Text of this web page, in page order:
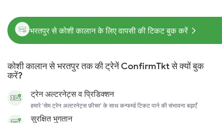
भरतपुर से कोशी कालान के लिए वापसी की टिकट बुक करें
कोशी कालान से भरतपुर तक की ट्रेनें ConfirmTkt से क्यों बुक
करें?
ट्रेन अल्टरनेट्स व प्रिडिक्शन
हमारे 'सेम ट्रेन अल्टरनेट्स फ़ीचर' के साथ कन्फर्म्ड टिकट पाने की संभावना बढ़ाएँ
सुरक्षित भुगतान